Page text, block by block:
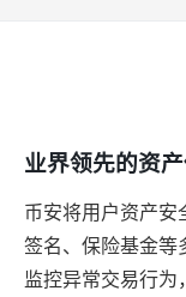
业界领先的资
币安将用户资产安
签名、保险基金等
监控异常交易行为